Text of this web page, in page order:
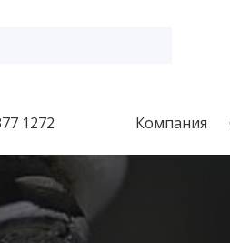
1272 Компания